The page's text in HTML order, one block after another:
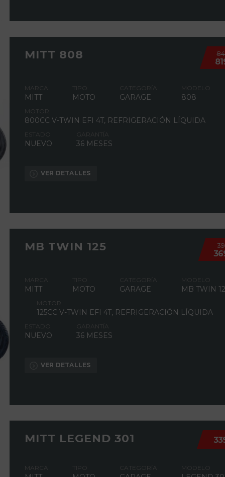
MITT 808
MARCA
MITT
TIPO
MOTO
CATEGORÍA
GARAGE
MODELO
808
MOTOR
800CC V-TWIN EFI 4T, REFRIGERACIÓN LÍQUIDA
ESTADO
NUEVO
GARANTÍA
36 MESES
VER DETALLES
MB TWIN 125
MARCA
MITT
TIPO
MOTO
CATEGORÍA
GARAGE
MODELO
MB TWIN
MOTOR
125CC V-TWIN EFI 4T, REFRIGERACIÓN LÍQUIDA
ESTADO
NUEVO
GARANTÍA
36 MESES
VER DETALLES
MITT LEGEND 301
MARCA TIPO CATEGORÍA MODELO